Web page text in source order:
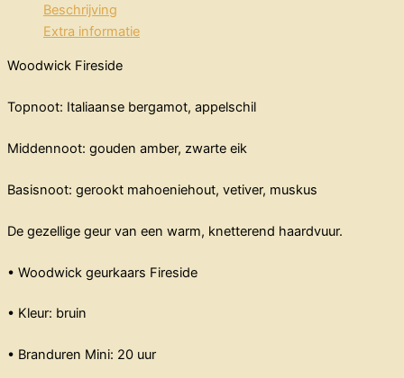
Beschrijving
Extra informatie
Woodwick Fireside
Topnoot: Italiaanse bergamot, appelschil
Middennoot: gouden amber, zwarte eik
Basisnoot: gerookt mahoeniehout, vetiver, muskus
De gezellige geur van een warm, knetterend haardvuur.
• Woodwick geurkaars Fireside
• Kleur: bruin
• Branduren Mini: 20 uur